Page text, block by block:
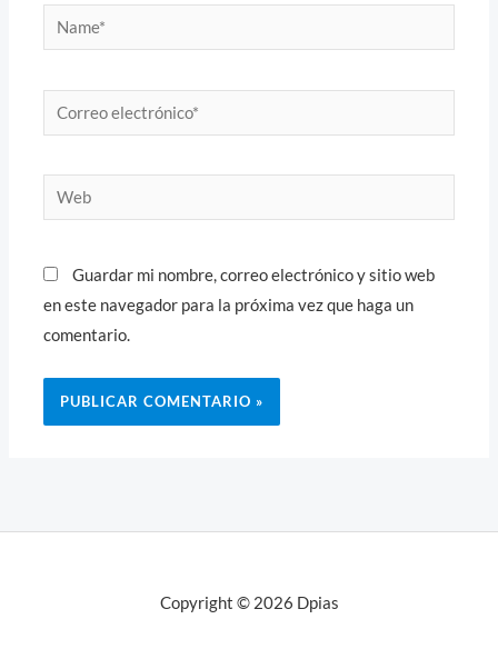
Name*
Correo
electrónico*
Web
Guardar mi nombre, correo electrónico y sitio web
en este navegador para la próxima vez que haga un
comentario.
Copyright © 2026 Dpias